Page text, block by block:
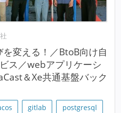
を変える！／BtoB向け自
ス／webアプリケーシ
＆Xe共通基盤バック
gitlab
postgresql